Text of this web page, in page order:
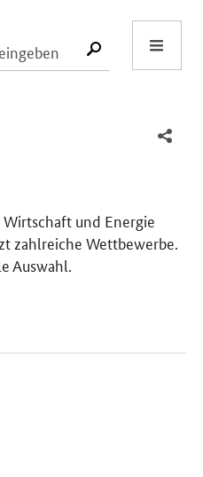
SUCHE
und Energie
zahlreiche Wettbewerbe.
Auswahl.